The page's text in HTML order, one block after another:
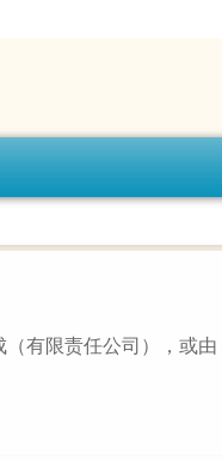
有限责任公司），或由